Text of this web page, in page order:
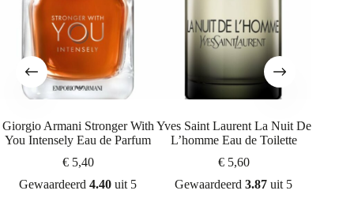
Giorgio Armani Stronger With
You Intensely Eau de Parfum
€5,40
Gewaardeerd4.40 uit 5
Yves Saint Laurent La Nuit De
L’homme Eau de Toilette
€5,60
Gewaardeerd3.87 uit 5